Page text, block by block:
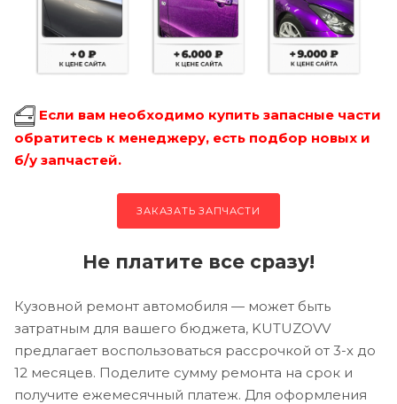
Если вам необходимо купить запасные части
обратитесь к менеджеру, есть подбор новых и
б/у запчастей.
ЗАКАЗАТЬ ЗАПЧАСТИ
Не платите все сразу!
Кузовной ремонт автомобиля — может быть
затратным для вашего бюджета, KUTUZOVV
предлагает воспользоваться рассрочкой от 3-х до
12 месяцев. Поделите сумму ремонта на срок и
получите ежемесячный платеж. Для оформления